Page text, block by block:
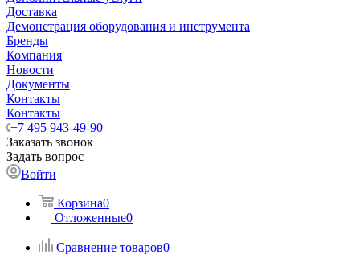
Доставка
Демонстрация оборудования и инструмента
Бренды
Компания
Новости
Документы
Контакты
Контакты
+7 495 943-49-90
Заказать звонок
Задать вопрос
Войти
Корзина0
Отложенные0
Сравнение товаров0